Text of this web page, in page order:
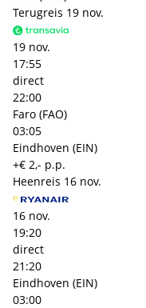
Terugreis 19 nov.
19 nov.
17:55
direct
22:00
Faro (FAO)
03:05
Eindhoven (EIN)
+€ 2,- p.p.
Heenreis 16 nov.
16 nov.
19:20
direct
21:20
Eindhoven (EIN)
03:00